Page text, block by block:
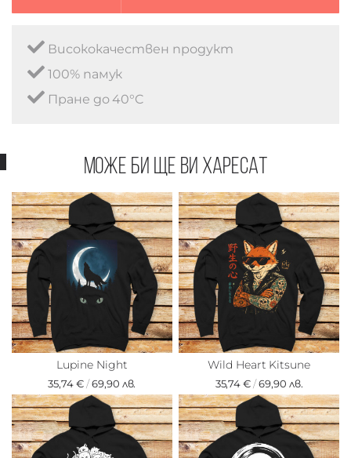
Висококачествен продукт
100% памук
Пране до 40°C
Може би ще ви харесат
Lupine Night
35,74 €/69,90 лв.
Wild Heart Kitsune
35,74 €/69,90 лв.